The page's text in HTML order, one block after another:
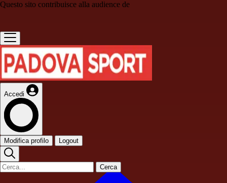
Questo sito contribuisce alla audience de
Accedi
Modifica profilo Logout
Cerca